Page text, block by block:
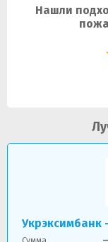
Нашли
Укрэксимбанк